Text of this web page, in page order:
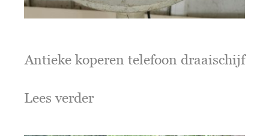
Antieke koperen telefoon draaischijf
Lees verder